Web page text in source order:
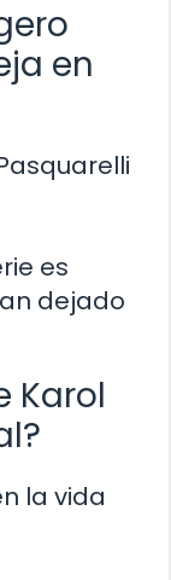
en
es
dejado
Karol
la vida